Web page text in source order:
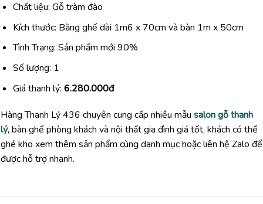
Chất liệu: Gỗ tràm đào
Kích thước: Băng ghế dài 1m6 x 70cm và bàn 1m x 50cm
Tình Trạng: Sản phẩm mới 90%
Số lượng: 1
Giá thanh lý: 6.280.000đ
Hàng Thanh Lý 436 chuyên cung cấp nhiều mẫu salon gỗ thanh
lý, bàn ghế phòng khách và nội thất gia đình giá tốt, khách có thể
ghé kho xem thêm sản phẩm cùng danh mục hoặc liên hệ Zalo để
được hỗ trợ nhanh.